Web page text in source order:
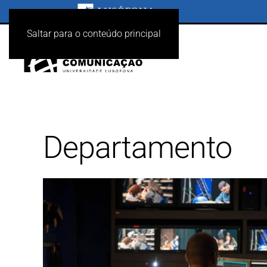
Saltar para o conteúdo principal
Departamento